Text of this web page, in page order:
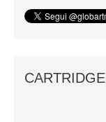
CARTRIDGE